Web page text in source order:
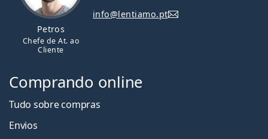
Petros
Chefe de At. ao
Cliente
info@lentiamo.pt
Comprando online
Tudo sobre compras
Envios